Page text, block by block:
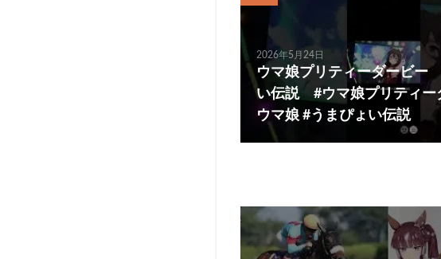
2026年5月24日
ウマ娘プリティーダービー
い伝説 #ウマ娘プリティー
ウマ娘 #うまぴょい伝説